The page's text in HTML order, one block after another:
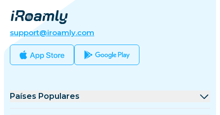
support@iroamly.com
Países Populares